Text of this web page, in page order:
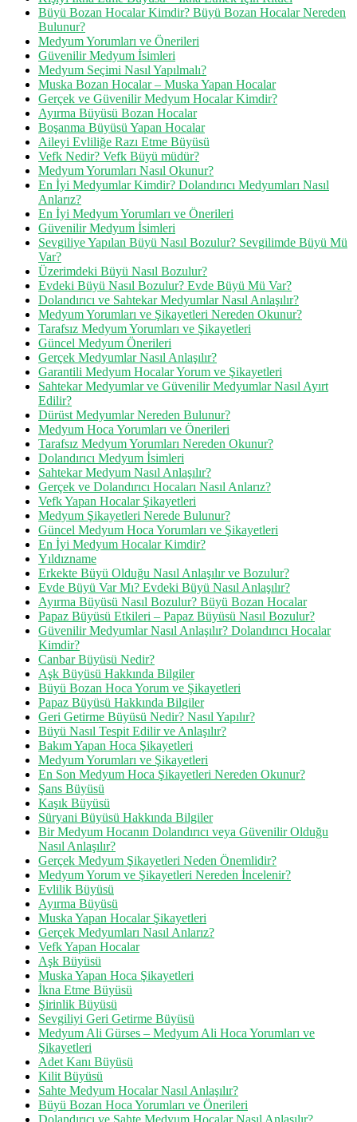
Büyü Bozan Hocalar Kimdir? Büyü Bozan Hocalar Nereden
Bulunur?
Medyum Yorumları ve Önerileri
Güvenilir Medyum İsimleri
Medyum Seçimi Nasıl Yapılmalı?
Muska Bozan Hocalar – Muska Yapan Hocalar
Gerçek ve Güvenilir Medyum Hocalar Kimdir?
Ayırma Büyüsü Bozan Hocalar
Boşanma Büyüsü Yapan Hocalar
Aileyi Evliliğe Razı Etme Büyüsü
Vefk Nedir? Vefk Büyü müdür?
Medyum Yorumları Nasıl Okunur?
En İyi Medyumlar Kimdir? Dolandırıcı Medyumları Nasıl
Anlarız?
En İyi Medyum Yorumları ve Önerileri
Güvenilir Medyum İsimleri
Sevgiliye Yapılan Büyü Nasıl Bozulur? Sevgilimde Büyü Mü
Var?
Üzerimdeki Büyü Nasıl Bozulur?
Evdeki Büyü Nasıl Bozulur? Evde Büyü Mü Var?
Dolandırıcı ve Sahtekar Medyumlar Nasıl Anlaşılır?
Medyum Yorumları ve Şikayetleri Nereden Okunur?
Tarafsız Medyum Yorumları ve Şikayetleri
Güncel Medyum Önerileri
Gerçek Medyumlar Nasıl Anlaşılır?
Garantili Medyum Hocalar Yorum ve Şikayetleri
Sahtekar Medyumlar ve Güvenilir Medyumlar Nasıl Ayırt
Edilir?
Dürüst Medyumlar Nereden Bulunur?
Medyum Hoca Yorumları ve Önerileri
Tarafsız Medyum Yorumları Nereden Okunur?
Dolandırıcı Medyum İsimleri
Sahtekar Medyum Nasıl Anlaşılır?
Gerçek ve Dolandırıcı Hocaları Nasıl Anlarız?
Vefk Yapan Hocalar Şikayetleri
Medyum Şikayetleri Nerede Bulunur?
Güncel Medyum Hoca Yorumları ve Şikayetleri
En İyi Medyum Hocalar Kimdir?
Yıldızname
Erkekte Büyü Olduğu Nasıl Anlaşılır ve Bozulur?
Evde Büyü Var Mı? Evdeki Büyü Nasıl Anlaşılır?
Ayırma Büyüsü Nasıl Bozulur? Büyü Bozan Hocalar
Papaz Büyüsü Etkileri – Papaz Büyüsü Nasıl Bozulur?
Güvenilir Medyumlar Nasıl Anlaşılır? Dolandırıcı Hocalar
Kimdir?
Canbar Büyüsü Nedir?
Aşk Büyüsü Hakkında Bilgiler
Büyü Bozan Hoca Yorum ve Şikayetleri
Papaz Büyüsü Hakkında Bilgiler
Geri Getirme Büyüsü Nedir? Nasıl Yapılır?
Büyü Nasıl Tespit Edilir ve Anlaşılır?
Bakım Yapan Hoca Şikayetleri
Medyum Yorumları ve Şikayetleri
En Son Medyum Hoca Şikayetleri Nereden Okunur?
Şans Büyüsü
Kaşık Büyüsü
Süryani Büyüsü Hakkında Bilgiler
Bir Medyum Hocanın Dolandırıcı veya Güvenilir Olduğu
Nasıl Anlaşılır?
Gerçek Medyum Şikayetleri Neden Önemlidir?
Medyum Yorum ve Şikayetleri Nereden İncelenir?
Evlilik Büyüsü
Ayırma Büyüsü
Muska Yapan Hocalar Şikayetleri
Gerçek Medyumları Nasıl Anlarız?
Vefk Yapan Hocalar
Aşk Büyüsü
Muska Yapan Hoca Şikayetleri
İkna Etme Büyüsü
Şirinlik Büyüsü
Sevgiliyi Geri Getirme Büyüsü
Medyum Ali Gürses – Medyum Ali Hoca Yorumları ve
Şikayetleri
Adet Kanı Büyüsü
Kilit Büyüsü
Sahte Medyum Hocalar Nasıl Anlaşılır?
Büyü Bozan Hoca Yorumları ve Önerileri
Dolandırıcı ve Sahte Medyum Hocalar Nasıl Anlaşılır?